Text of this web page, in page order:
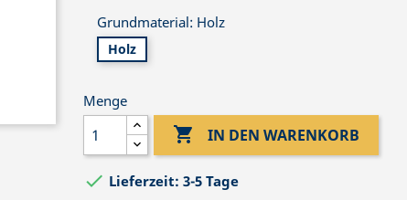
Grundmaterial: Holz
Holz
Menge
 IN DEN WARENKORB
 Lieferzeit: 3-5 Tage